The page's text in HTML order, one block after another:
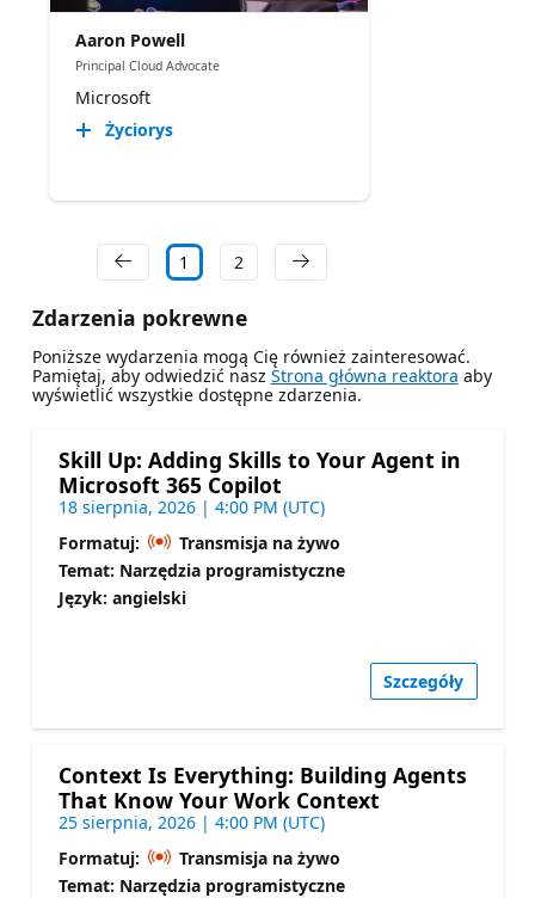
Aaron Powell
Principal Cloud Advocate
Microsoft
Życiorys
1 2
Zdarzenia pokrewne
Poniższe wydarzenia mogą Cię również zainteresować.
Pamiętaj, aby odwiedzić nasz Strona główna reaktora aby
wyświetlić wszystkie dostępne zdarzenia.
Skill Up: Adding Skills to Your Agent in
Microsoft 365 Copilot
18 sierpnia, 2026 | 4:00 PM (UTC)
Formatuj:
Transmisja na żywo
Temat: Narzędzia programistyczne
Język: angielski
Szczegóły
Context Is Everything: Building Agents
That Know Your Work Context
25 sierpnia, 2026 | 4:00 PM (UTC)
Formatuj:
Transmisja na żywo
Temat: Narzędzia programistyczne